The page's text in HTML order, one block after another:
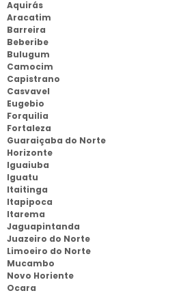
Aquirás
Aracatim
Barreira
Beberibe
Bulugum
Camocim
Capistrano
Casvavel
Eugebio
Forquilia
Fortaleza
Guaraiçaba do Norte
Horizonte
Iguaiuba
Iguatu
Itaitinga
Itapipoca
Itarema
Jaguapintanda
Juazeiro do Norte
Limoeiro do Norte
Mucambo
Novo Horiente
Ocara